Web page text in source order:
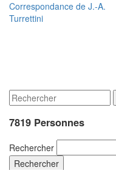
Correspondance de J.-A.
Turrettini
7819 Personnes
Rechercher
Rechercher